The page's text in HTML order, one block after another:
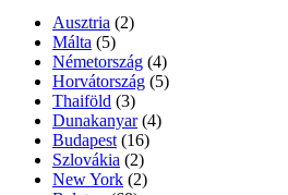
Ausztria (2)
Málta (5)
Németország (4)
Horvátország (5)
Thaiföld (3)
Dunakanyar (4)
Budapest (16)
Szlovákia (2)
New York (2)